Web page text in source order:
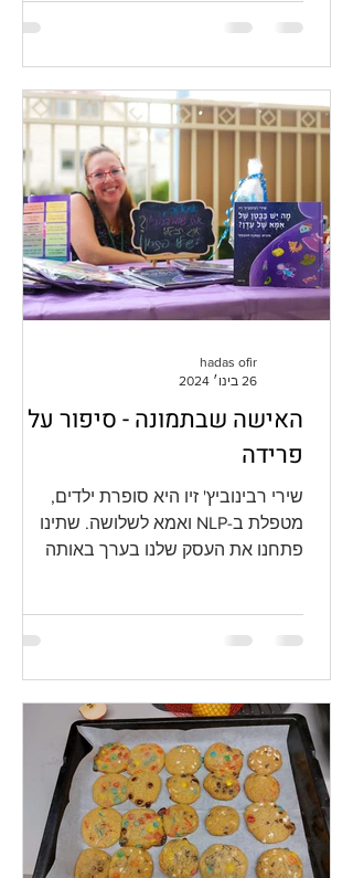
האישה שבתמונה - סיפור על
פרידה
שירי רבינוביץ' זיו היא סופרת ילדים,
מטפלת ב-NLP ואמא לשלושה. שתינו
פתחנו את העסק שלנו בערך באותה
hadas ofir
26 בינו׳ 2024